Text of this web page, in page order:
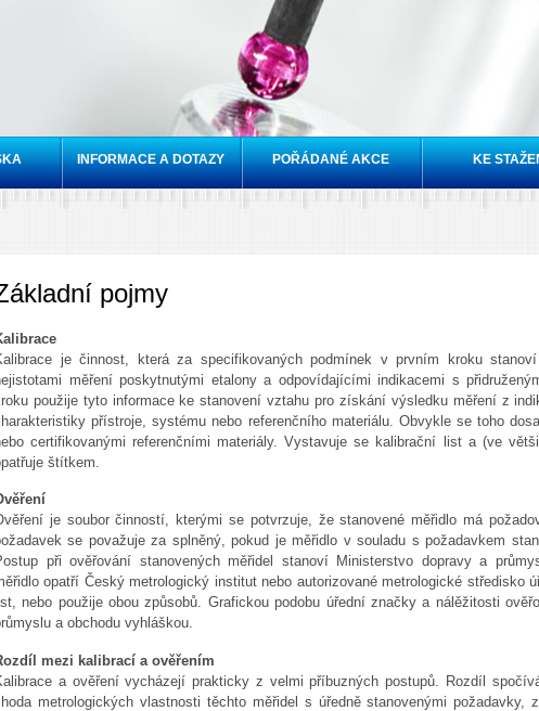
INFORMACE A DOTAZY POŘÁDANÉ AKCE KE
pojmy
je činnost, kteráza specifikovaných podmínek v prvním kroku
měření poskytnutými etalony a odpovídajícími indikacemi s
použije tyto informace ke stanovení vztahu pro získání výsledku měření z
přístroje, systému nebo referenčního materiálu. Obvykle se toho
certifikovanými referenčními materiály. Vystavuje se kalibrační list a (ve
štítkem.
je soubor činností, kterými se potvrzuje, že stanovené měřidlo má
se považuje za splněný, pokud je měřidlo v souladu s požadavkem
při ověřování stanovených měřidel stanoví Ministerstvo dopravy a
opatří Český metrologický institut nebo autorizované metrologické středisko
nebo použije obou způsobů. Grafickou podobu úřední značky a nálěžitosti
a obchodu vyhláškou.
mezi kalibrací a ověřením
a ověření vycházejí prakticky z velmi příbuzných postupů. Rozdíl
metrologických vlastnosti těchto měřidel s úředně stanovenými požadavky,